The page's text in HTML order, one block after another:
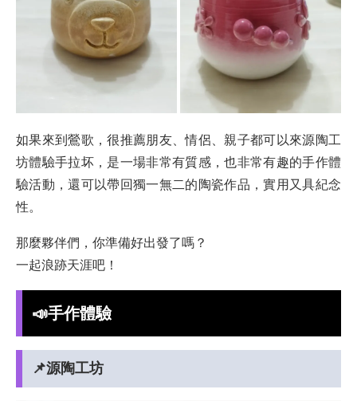
如果來到鶯歌，很推薦朋友、情侶、親子都可以來源陶工
坊體驗手拉坏，是一場非常有質感，也非常有趣的手作體
驗活動，還可以帶回獨一無二的陶瓷作品，實用又具紀念
性。
那麼夥伴們，你準備好出發了嗎？
一起浪跡天涯吧！
📣手作體驗
📌源陶工坊